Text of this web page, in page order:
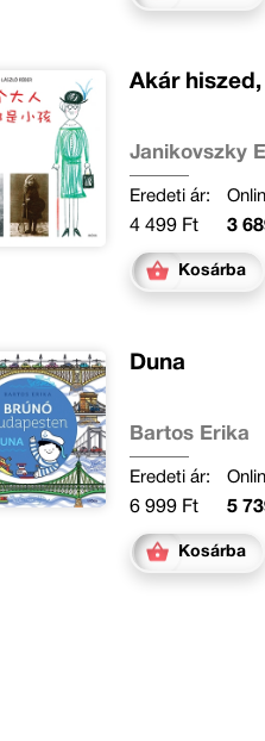
Akár
Janikovszky
Eredeti ár:
4 499 Ft
3
Kosárba
Duna
Bartos Erika
Eredeti ár:
6 999 Ft
5
Kosárba